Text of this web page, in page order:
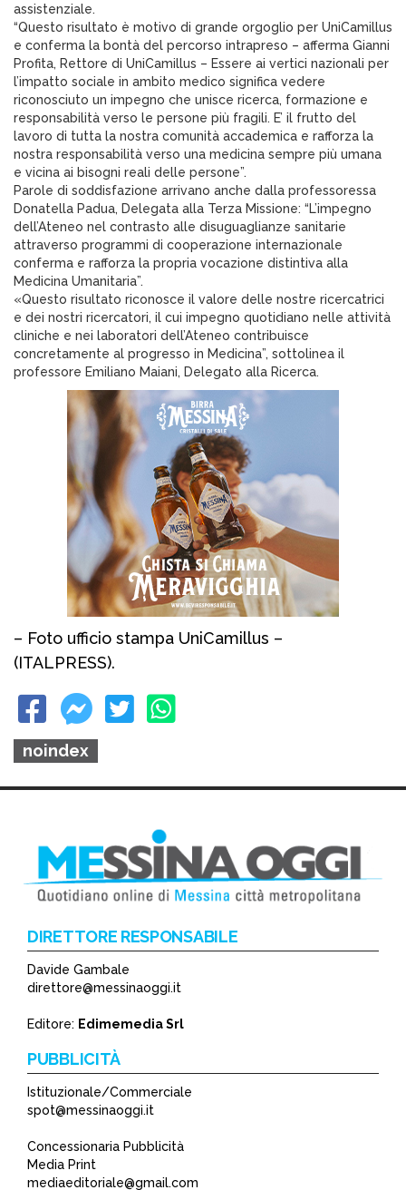
assistenziale.
“Questo risultato è motivo di grande orgoglio per UniCamillus
e conferma la bontà del percorso intrapreso – afferma Gianni
Profita, Rettore di UniCamillus – Essere ai vertici nazionali per
l’impatto sociale in ambito medico significa vedere
riconosciuto un impegno che unisce ricerca, formazione e
responsabilità verso le persone più fragili. E’ il frutto del
lavoro di tutta la nostra comunità accademica e rafforza la
nostra responsabilità verso una medicina sempre più umana
e vicina ai bisogni reali delle persone”.
Parole di soddisfazione arrivano anche dalla professoressa
Donatella Padua, Delegata alla Terza Missione: “L’impegno
dell’Ateneo nel contrasto alle disuguaglianze sanitarie
attraverso programmi di cooperazione internazionale
conferma e rafforza la propria vocazione distintiva alla
Medicina Umanitaria”.
«Questo risultato riconosce il valore delle nostre ricercatrici
e dei nostri ricercatori, il cui impegno quotidiano nelle attività
cliniche e nei laboratori dell’Ateneo contribuisce
concretamente al progresso in Medicina”, sottolinea il
professore Emiliano Maiani, Delegato alla Ricerca.
– Foto ufficio stampa UniCamillus –
(ITALPRESS).
noindex
DIRETTORE RESPONSABILE
Davide Gambale
direttore@messinaoggi.it
Editore: Edimemedia Srl
PUBBLICITÀ
Istituzionale/Commerciale
spot@messinaoggi.it
Concessionaria Pubblicità
Media Print
mediaeditoriale@gmail.com